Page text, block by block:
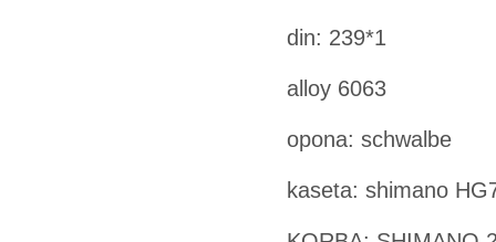
din: 239*1
alloy 6063
opona: schwalbe
kaseta: shimano